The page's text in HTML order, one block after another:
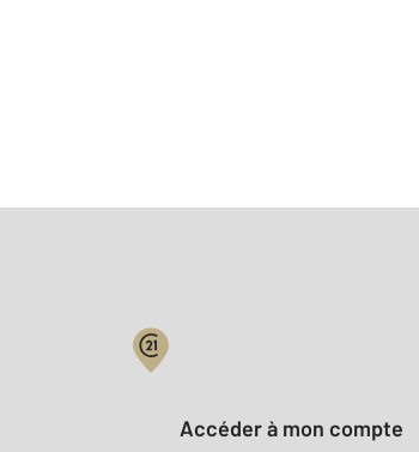
Votre compte :
Accéder à mon compte